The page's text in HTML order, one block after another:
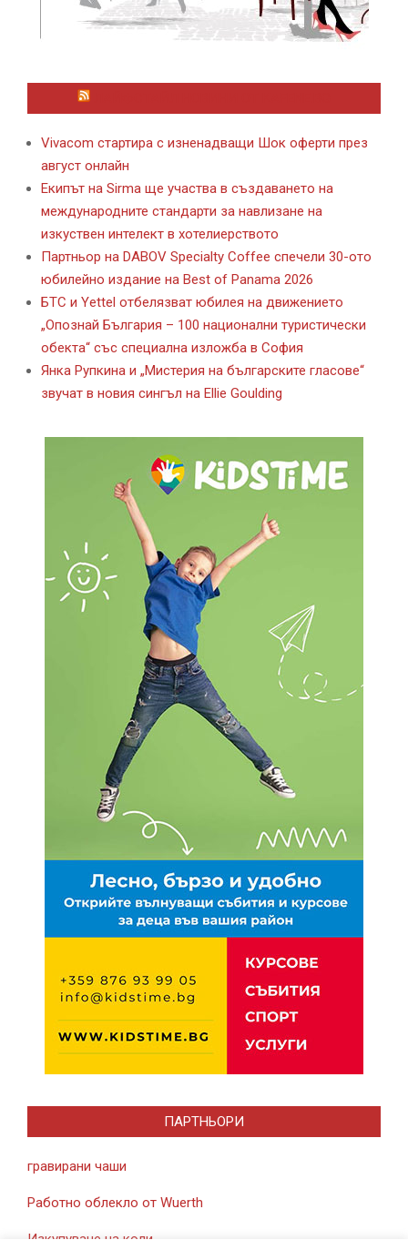
Vivacom стартира с изненадващи Шок оферти през
август онлайн
Екипът на Sirma ще участва в създаването на
международните стандарти за навлизане на
изкуствен интелект в хотелиерството
Партньор на DABOV Specialty Coffee спечели 30-ото
юбилейно издание на Best of Panama 2026
БТС и Yettel отбелязват юбилея на движението
„Опознай България – 100 национални туристически
обекта“ със специална изложба в София
Янка Рупкина и „Мистерия на българските гласове“
звучат в новия сингъл на Ellie Goulding
ПАРТНЬОРИ
гравирани чаши
Работно облекло от Wuerth
Изкупуване на коли